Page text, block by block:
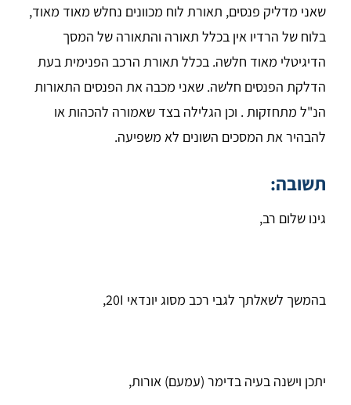
שאני מדליק פנסים, תאורת לוח מכוונים נחלש מאוד מאוד,
בלוח של הרדיו אין בכלל תאורה והתאורה של המסך
הדיגיטלי מאוד חלשה. בכלל תאורת הרכב הפנימית בעת
הדלקת הפנסים חלשה. שאני מכבה את הפנסים התאורות
הנ"ל מתחזקות . וכן הגלילה בצד שאמורה להכהות או
להבהיר את המסכים השונים לא משפיעה.
תשובה:
גינו שלום רב,
בהמשך לשאלתך לגבי רכב מסוג יונדאי 20I,
יתכן וישנה בעיה בדימר (עמעם) אורות,